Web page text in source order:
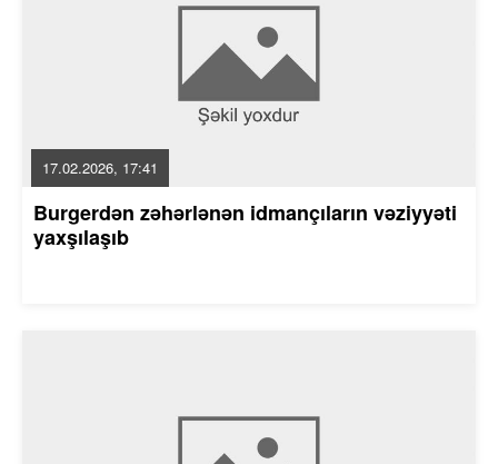
17.02.2026, 17:41
Burgerdən zəhərlənən idmançıların vəziyyəti
yaxşılaşıb